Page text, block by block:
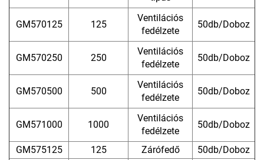
GM570125 125
Ventilációs
fedélzete
50db/Doboz
GM570250 250
Ventilációs
fedélzete
50db/Doboz
GM570500 500
Ventilációs
fedélzete
50db/Doboz
GM571000 1000
Ventilációs
fedélzete
50db/Doboz
GM575125 125 Zárófedő
50db/Doboz